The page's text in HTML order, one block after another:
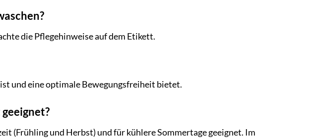
die Pflegehinweise auf dem Etikett.
und eine optimale Bewegungsfreiheit bietet.
(Frühling und Herbst) und für kühlere Sommertage geeignet. Im